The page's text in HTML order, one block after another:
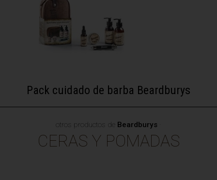
Pack cuidado de barba Beardburys
otros productos de Beardburys
CERAS Y POMADAS